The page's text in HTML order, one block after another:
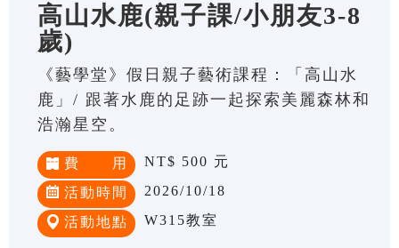
高山水鹿(親子課/小朋友3-8
歲)
《藝學堂》假日親子藝術課程：「高山水
鹿」/ 跟著水鹿的足跡一起探索美麗森林和
浩瀚星空。
費 用 NT$ 500 元
活動時間 2026/10/18
活動地點 W315教室